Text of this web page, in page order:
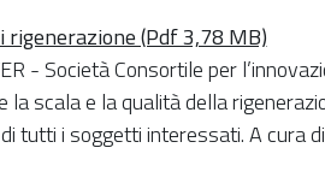
rigenerazione (Pdf 3,78 MB)
- Società Consortile per
la scala e la qualità della
tutti i soggetti interessati. A cura